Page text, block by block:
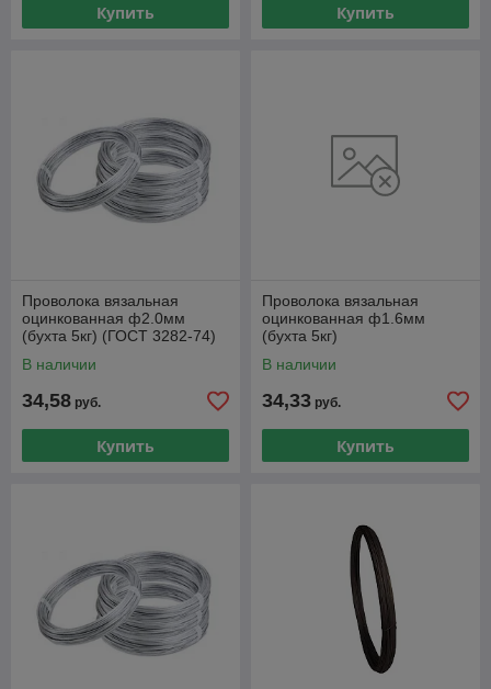
Купить Купить
Проволока вязальная
оцинкованная ф2.0мм
(бухта 5кг) (ГОСТ 3282-74)
В наличии
34,58 руб.
Купить
Проволока вязальная
оцинкованная ф1.6мм
(бухта 5кг)
В наличии
34,33 руб.
Купить